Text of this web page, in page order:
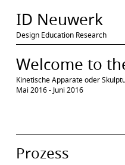
ID Neuwerk
Design Education Research
Welcome to
Kinetische Apparate oder
Mai 2016 - Juni 2016
Projekt
ThemaProzess
Ergebnis
Ressourcen
Referate
Quellen
Prozess